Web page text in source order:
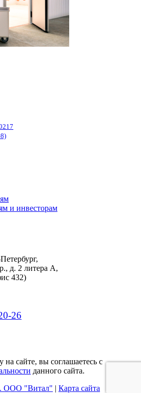
и инвесторам
д. 2 литера А,
432)
26
сайте, вы соглашаетесь с
данного сайта.
ООО "Витал" | Карта сайта